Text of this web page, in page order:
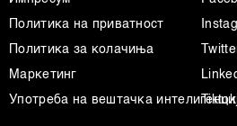
нашата Политика на
други слични технологии во
. Колачињата во кој
деталите“. Согласноста можете
Политика на приватност
Политика за колачиња
Маркетинг
Употреба на вештачка
Tiktok